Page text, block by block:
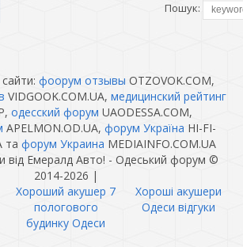
Пошук:
фоорум отзывы OTZOVOK.COM,
VIDGOOK.COM.UA, медицинский рейтинг
одесский форум UAODESSA.COM,
APELMON.OD.UA, форум Україна HI-FI-
та форум Украина MEDIAINFO.COM.UA
від Емералд Авто! - Одеський форум ©
2014-2026 |
Хороший акушер 7
пологового
будинку Одеси
Хороші акушери
Одеси відгуки